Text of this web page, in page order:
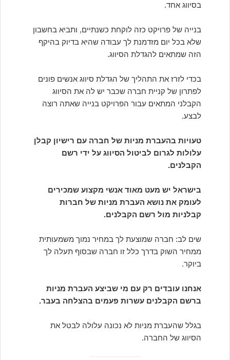
בסיווג אחד.
בנייה של פרויקט כזה לוקחת כשנתיים, ותביא בחשבון
שלא בכל יום מזדמנת לך עבודה שהיא בדיוק בהיקף
הזה שמתאים להגדלת הסיווג.
בכדי לזרז את התהליך של הגדלת סיווג אנשים פונים
לפתרון של קניית חברה שכבר יש לה את הסיווג
הקבלני המתאים עבור הפרויקט בנייה שאתה רוצה
לבצע.
טעויות בהעברת מניות של חברה עם רישיון קבלן
עלולות לגרום לביטול הסיווג על ידי רשם
הקבלנים.
בישראל יש מעט מאוד אנשי מקצוע שמכירים
לעומק את נושא העברת מניות של חברות
קבלניות מול רשם הקבלנים.
שים לב: חברה שמוצעת לך במחיר נמוך משמעותית
ממחיר השוק בדרך כלל זו חברה שבסוף תעלה לך
ביוקר.
אנחנו עובדים רק עם מי שביצע העברת מניות
ברשם הקבלנים עשרות פעמים בהצלחה בעבר.
בגלל שהעברת מניות לא נכונה עלולה לבטל את
הסיווג של החברה.